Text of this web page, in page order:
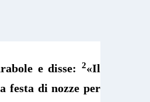
e disse: 2«Il
festa di nozze per